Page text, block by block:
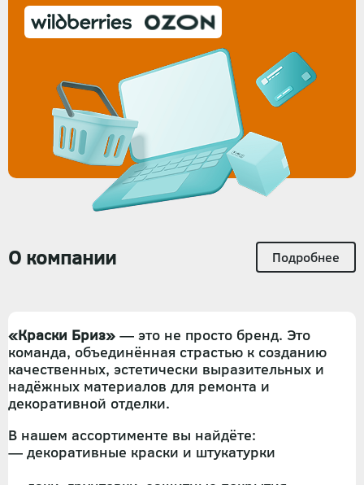
О компании Подробнее
«Краски Бриз» — это не просто бренд. Это
команда, объединённая страстью к созданию
качественных, эстетически выразительных и
надёжных материалов для ремонта и
декоративной отделки.
В нашем ассортименте вы найдёте:
— декоративные краски и штукатурки